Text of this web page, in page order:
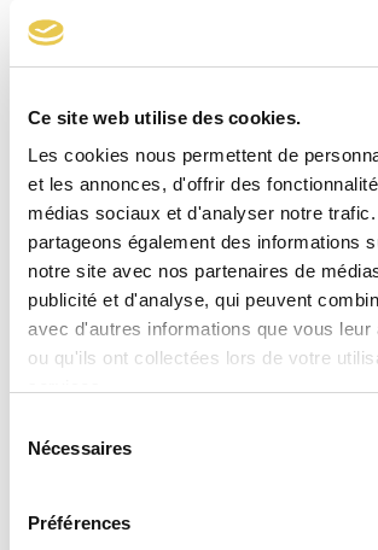
Ce site web utilise des cookies.
Les cookies nous permettent de
et les annonces, d'offrir des
médias sociaux et d'analyser notre
partageons également des informations
notre site avec nos partenaires de
publicité et d'analyse, qui peuvent
avec d'autres informations que vous leur
ou qu'ils ont collectées lors de votre
Nécessaires
Préférences